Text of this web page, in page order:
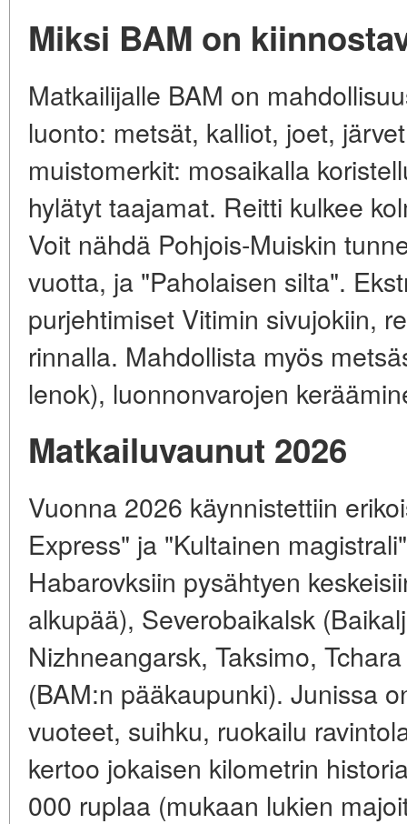
Miksi BAM on
Matkailijalle BAM on
luonto: metsät, kalliot, joet,
muistomerkit: mosaikalla
hylätyt taajamat. Reitti kulkee
Voit nähdä Pohjois-Muiskin
vuotta, ja "Paholaisen silta".
purjehtimiset Vitimin sivujokiin,
rinnalla. Mahdollista myös
lenok), luonnonvarojen
Matkailuvaunut 2026
Vuonna 2026 käynnistettiin
Express" ja "Kultainen
Habarovksiin pysähtyen
alkupää), Severobaikalsk
Nizhneangarsk, Taksimo,
(BAM:n pääkaupunki). Junissa
vuoteet, suihku, ruokailu
kertoo jokaisen kilometrin
000 ruplaa (mukaan lukien